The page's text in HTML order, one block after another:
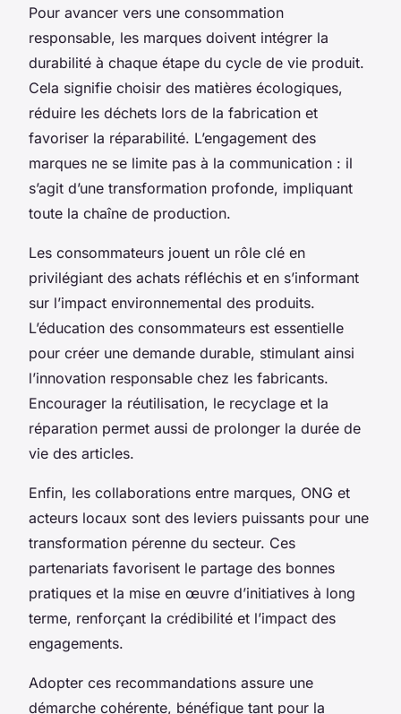
Pour avancer vers une consommation
responsable, les marques doivent intégrer la
durabilité à chaque étape du cycle de vie produit.
Cela signifie choisir des matières écologiques,
réduire les déchets lors de la fabrication et
favoriser la réparabilité. L’engagement des
marques ne se limite pas à la communication : il
s’agit d’une transformation profonde, impliquant
toute la chaîne de production.
Les consommateurs jouent un rôle clé en
privilégiant des achats réfléchis et en s’informant
sur l’impact environnemental des produits.
L’éducation des consommateurs est essentielle
pour créer une demande durable, stimulant ainsi
l’innovation responsable chez les fabricants.
Encourager la réutilisation, le recyclage et la
réparation permet aussi de prolonger la durée de
vie des articles.
Enfin, les collaborations entre marques, ONG et
acteurs locaux sont des leviers puissants pour une
transformation pérenne du secteur. Ces
partenariats favorisent le partage des bonnes
pratiques et la mise en œuvre d’initiatives à long
terme, renforçant la crédibilité et l’impact des
engagements.
Adopter ces recommandations assure une
démarche cohérente, bénéfique tant pour la